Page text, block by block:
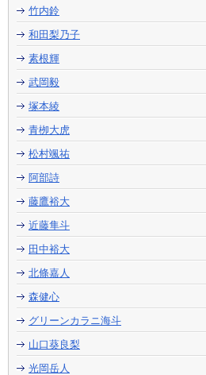
竹内鈴
和田梨乃子
素根輝
武岡毅
塚本綾
青栁大虎
松村颯祐
阿部詩
藤鷹裕大
近藤隼斗
田中裕大
北條嘉人
森健心
グリーンカラニ海斗
山口葵良梨
光岡岳人